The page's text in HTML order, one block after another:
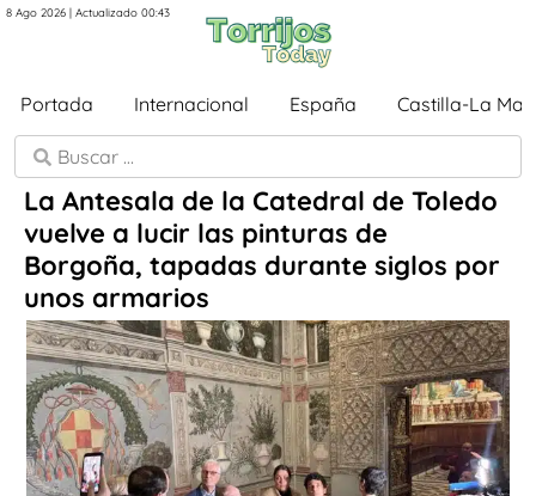
8 Ago 2026 | Actualizado 00:43
Portada Internacional España Castilla-La
La Antesala de la Catedral de Toledo
vuelve a lucir las pinturas de
Borgoña, tapadas durante siglos por
unos armarios